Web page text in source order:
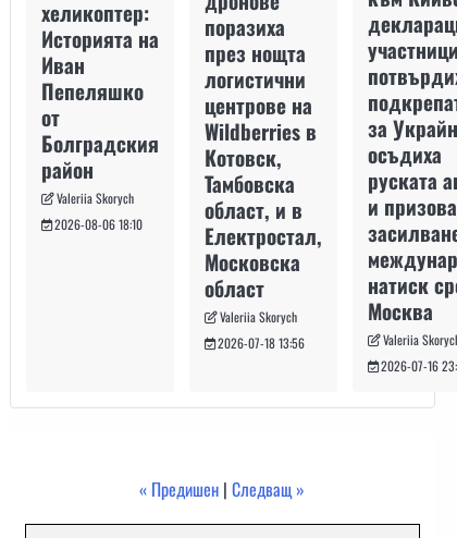
хеликоптер:
Историята на
Иван
Пепеляшко
от
Болградския
район
Valeriia Skorych
2026-08-06 18:10
поразиха
през нощта
логистични
центрове на
Wildberries в
Котовск,
Тамбовска
област, и в
Електростал,
Московска
област
Valeriia Skorych
2026-07-18 13:56
за
осъдиха
руската
и
натиск
Москва
Valeriia
2026-07-16
« Предишен |Следващ »